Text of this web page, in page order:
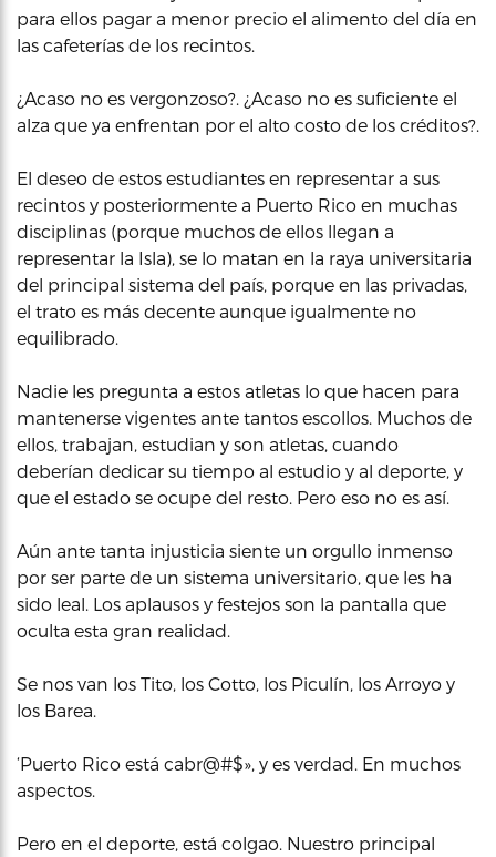
para ellos pagar a menor precio el alimento del día en
las cafeterías de los recintos.
¿Acaso no es vergonzoso?. ¿Acaso no es suficiente el
alza que ya enfrentan por el alto costo de los créditos?.
El deseo de estos estudiantes en representar a sus
recintos y posteriormente a Puerto Rico en muchas
disciplinas (porque muchos de ellos llegan a
representar la Isla), se lo matan en la raya universitaria
del principal sistema del país, porque en las privadas,
el trato es más decente aunque igualmente no
equilibrado.
Nadie les pregunta a estos atletas lo que hacen para
mantenerse vigentes ante tantos escollos. Muchos de
ellos, trabajan, estudian y son atletas, cuando
deberían dedicar su tiempo al estudio y al deporte, y
que el estado se ocupe del resto. Pero eso no es así.
Aún ante tanta injusticia siente un orgullo inmenso
por ser parte de un sistema universitario, que les ha
sido leal. Los aplausos y festejos son la pantalla que
oculta esta gran realidad.
Se nos van los Tito, los Cotto, los Piculín, los Arroyo y
los Barea.
‘Puerto Rico está cabr@#$», y es verdad. En muchos
aspectos.
Pero en el deporte, está colgao. Nuestro principal